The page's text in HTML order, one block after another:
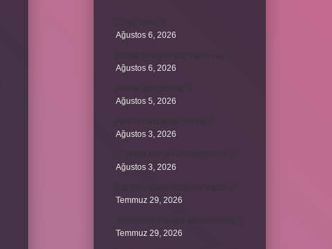
Ağustos 6, 2026
Ağustos 6, 2026
Ağustos 5, 2026
Ağustos 3, 2026
Ağustos 3, 2026
Temmuz 29, 2026
Temmuz 29, 2026